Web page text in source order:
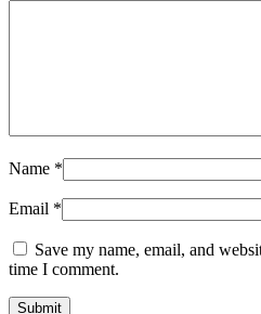
Name *
Email *
Save my name, email, and
time I comment.